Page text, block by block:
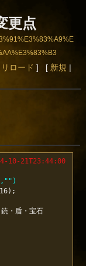
更点
リロード ] [ 新規 |
10-21T23:44:00
・盾・宝石